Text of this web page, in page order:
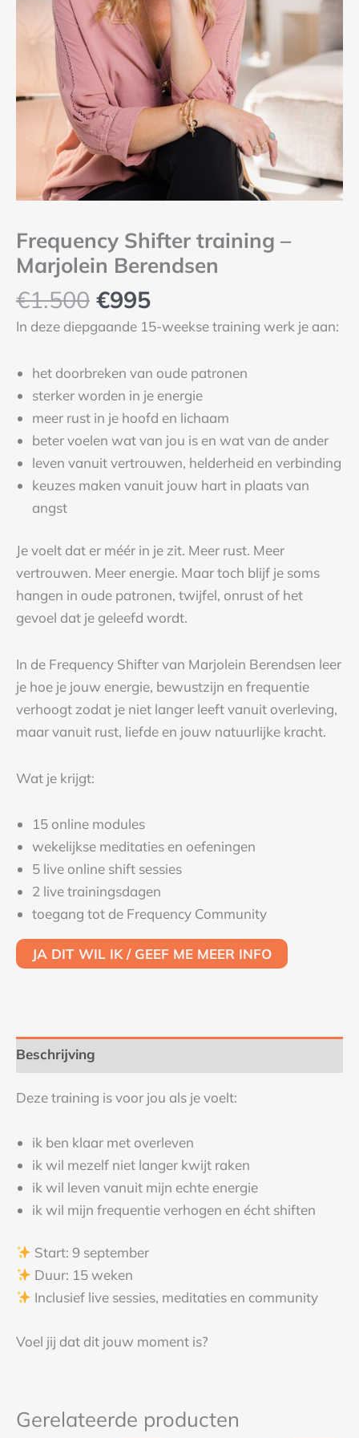
Frequency Shifter training –
Marjolein Berendsen
€1.500 €995
In deze diepgaande 15-weekse training werk je aan:
het doorbreken van oude patronen
sterker worden in je energie
meer rust in je hoofd en lichaam
beter voelen wat van jou is en wat van de ander
leven vanuit vertrouwen, helderheid en verbinding
keuzes maken vanuit jouw hart in plaats van
angst
Je voelt dat er méér in je zit. Meer rust. Meer
vertrouwen. Meer energie. Maar toch blijf je soms
hangen in oude patronen, twijfel, onrust of het
gevoel dat je geleefd wordt.
In de Frequency Shifter van Marjolein Berendsen leer
je hoe je jouw energie, bewustzijn en frequentie
verhoogt zodat je niet langer leeft vanuit overleving,
maar vanuit rust, liefde en jouw natuurlijke kracht.
Wat je krijgt:
15 online modules
wekelijkse meditaties en oefeningen
5 live online shift sessies
2 live trainingsdagen
toegang tot de Frequency Community
JA DIT WIL IK / GEEF ME MEER INFO
Beschrijving
Deze training is voor jou als je voelt:
ik ben klaar met overleven
ik wil mezelf niet langer kwijt raken
ik wil leven vanuit mijn echte energie
ik wil mijn frequentie verhogen en écht shiften
Start: 9 september
Duur: 15 weken
Inclusief live sessies, meditaties en community
Voel jij dat dit jouw moment is?
Gerelateerde producten